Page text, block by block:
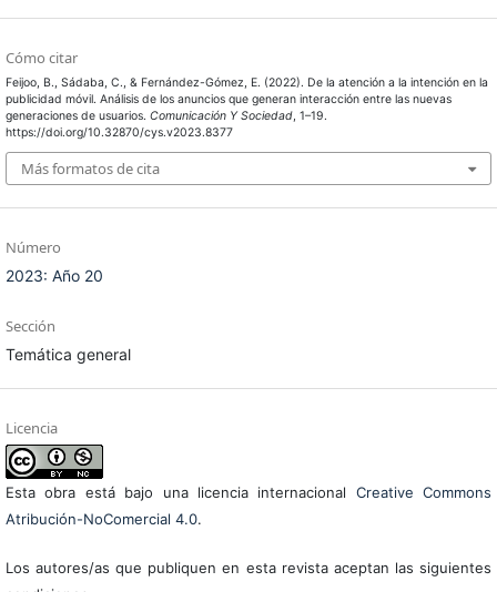
Cómo citar
Feijoo, B., Sádaba, C., & Fernández-Gómez, E. (2022). De la atención a la intención en la
publicidad móvil. Análisis de los anuncios que generan interacción entre las nuevas
generaciones de usuarios. Comunicación Y Sociedad, 1–19.
https://doi.org/10.32870/cys.v2023.8377
Más formatos de cita
Número
2023: Año 20
Sección
Temática general
Licencia
Esta obra está bajo una licencia internacional Creative Commons
Atribución-NoComercial 4.0.
Los autores/as que publiquen en esta revista aceptan las siguientes